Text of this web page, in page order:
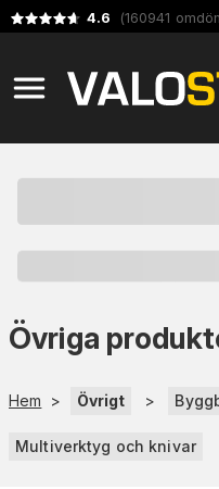
4.6 (160941
Övriga
Hem > Övrigt >
Multiverktyg och knivar